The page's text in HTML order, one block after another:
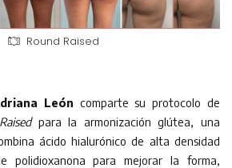
Round Raised
León comparte su protocolo de
para la armonización glútea, una
ácido hialurónico de alta densidad
polidioxanona para mejorar la forma,